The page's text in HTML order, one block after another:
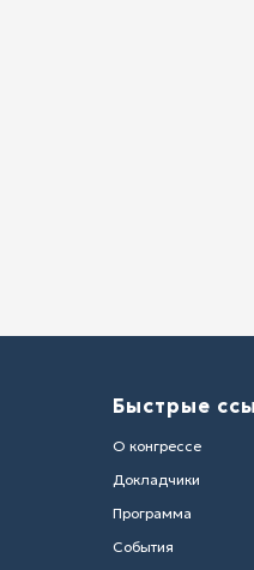
Быстрые
О конгрессе
Докладчики
Программа
События